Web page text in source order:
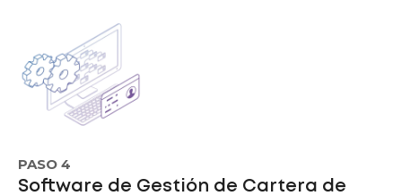
PASO 4
Software de Gestión de Cartera de